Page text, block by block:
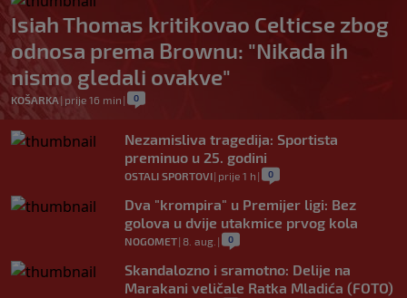
Isiah Thomas kritikovao Celticse zbog
odnosa prema Brownu: "Nikada ih
nismo gledali ovakve"
KOŠARKA | prije 16 min | 0
Nezamisliva tragedija: Sportista
preminuo u 25. godini
OSTALI SPORTOVI| prije 1 h | 0
Dva "krompira" u Premijer ligi: Bez
golova u dvije utakmice prvog kola
NOGOMET| 8. aug. | 0
Skandalozno i sramotno: Delije na
Marakani veličale Ratka Mladića (FOTO)